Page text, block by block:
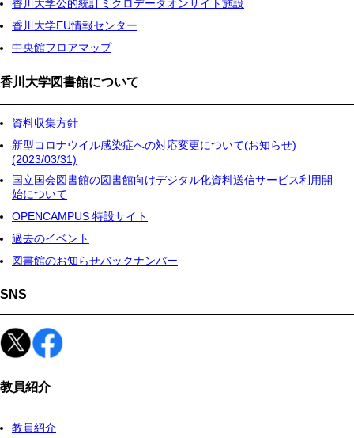
香川大学公的統計ミクロデータオンサイト施設
香川大学EU情報センター
中央館フロアマップ
香川大学図書館について
資料収集方針
新型コロナウイル感染症への対応変更について(お知らせ)
(2023/03/31)
国立国会図書館の図書館向けデジタル化資料送信サービス利用開
始について
OPENCAMPUS 特設サイト
過去のイベント
図書館のお知らせバックナンバー
SNS
教員紹介
教員紹介